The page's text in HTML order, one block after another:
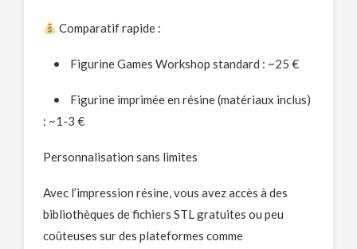
Comparatif rapide :
• Figurine Games Workshop standard : ~25 €
• Figurine imprimée en résine (matériaux inclus)
: ~1-3 €
Personnalisation sans limites
Avec l’impression résine, vous avez accès à des
bibliothèques de fichiers STL gratuites ou peu
coûteuses sur des plateformes comme